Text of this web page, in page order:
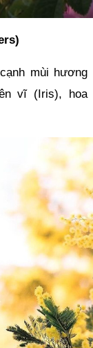
mùi hương
vĩ (Iris), hoa